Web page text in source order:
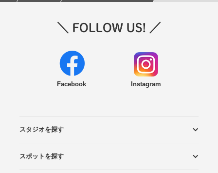
Facebook Instagram
スタジオを探す
エリアから探す
こだわりから探す
NEW PHOTO STYLE
プランから探す
フォトタイプ診断
フォトグラファーから探す
国内リゾートから探す
スポットを探す